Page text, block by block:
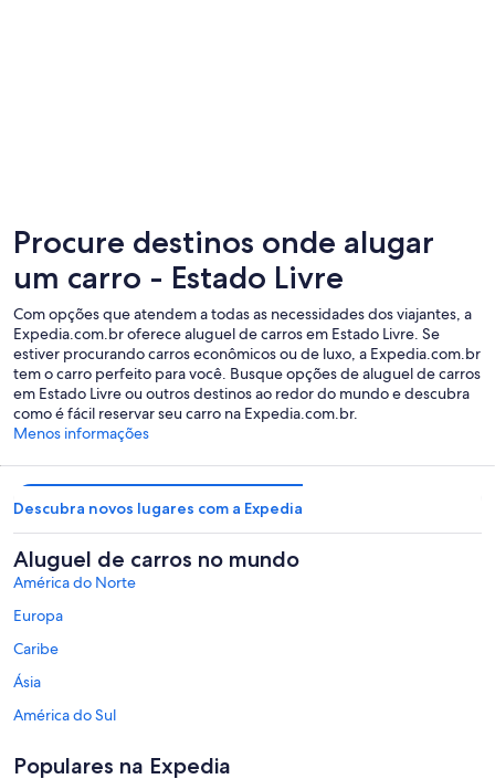
Procure destinos onde alugar
um carro - Estado Livre
Com opções que atendem a todas as necessidades dos viajantes, a
Expedia.com.br oferece aluguel de carros em Estado Livre. Se
estiver procurando carros econômicos ou de luxo, a Expedia.com.br
tem o carro perfeito para você. Busque opções de aluguel de carros
em Estado Livre ou outros destinos ao redor do mundo e descubra
como é fácil reservar seu carro na Expedia.com.br.
Menos informações
Descubra novos lugares com a Expedia
Aluguel de carros no mundo
América do Norte
Europa
Caribe
Ásia
América do Sul
Populares na Expedia